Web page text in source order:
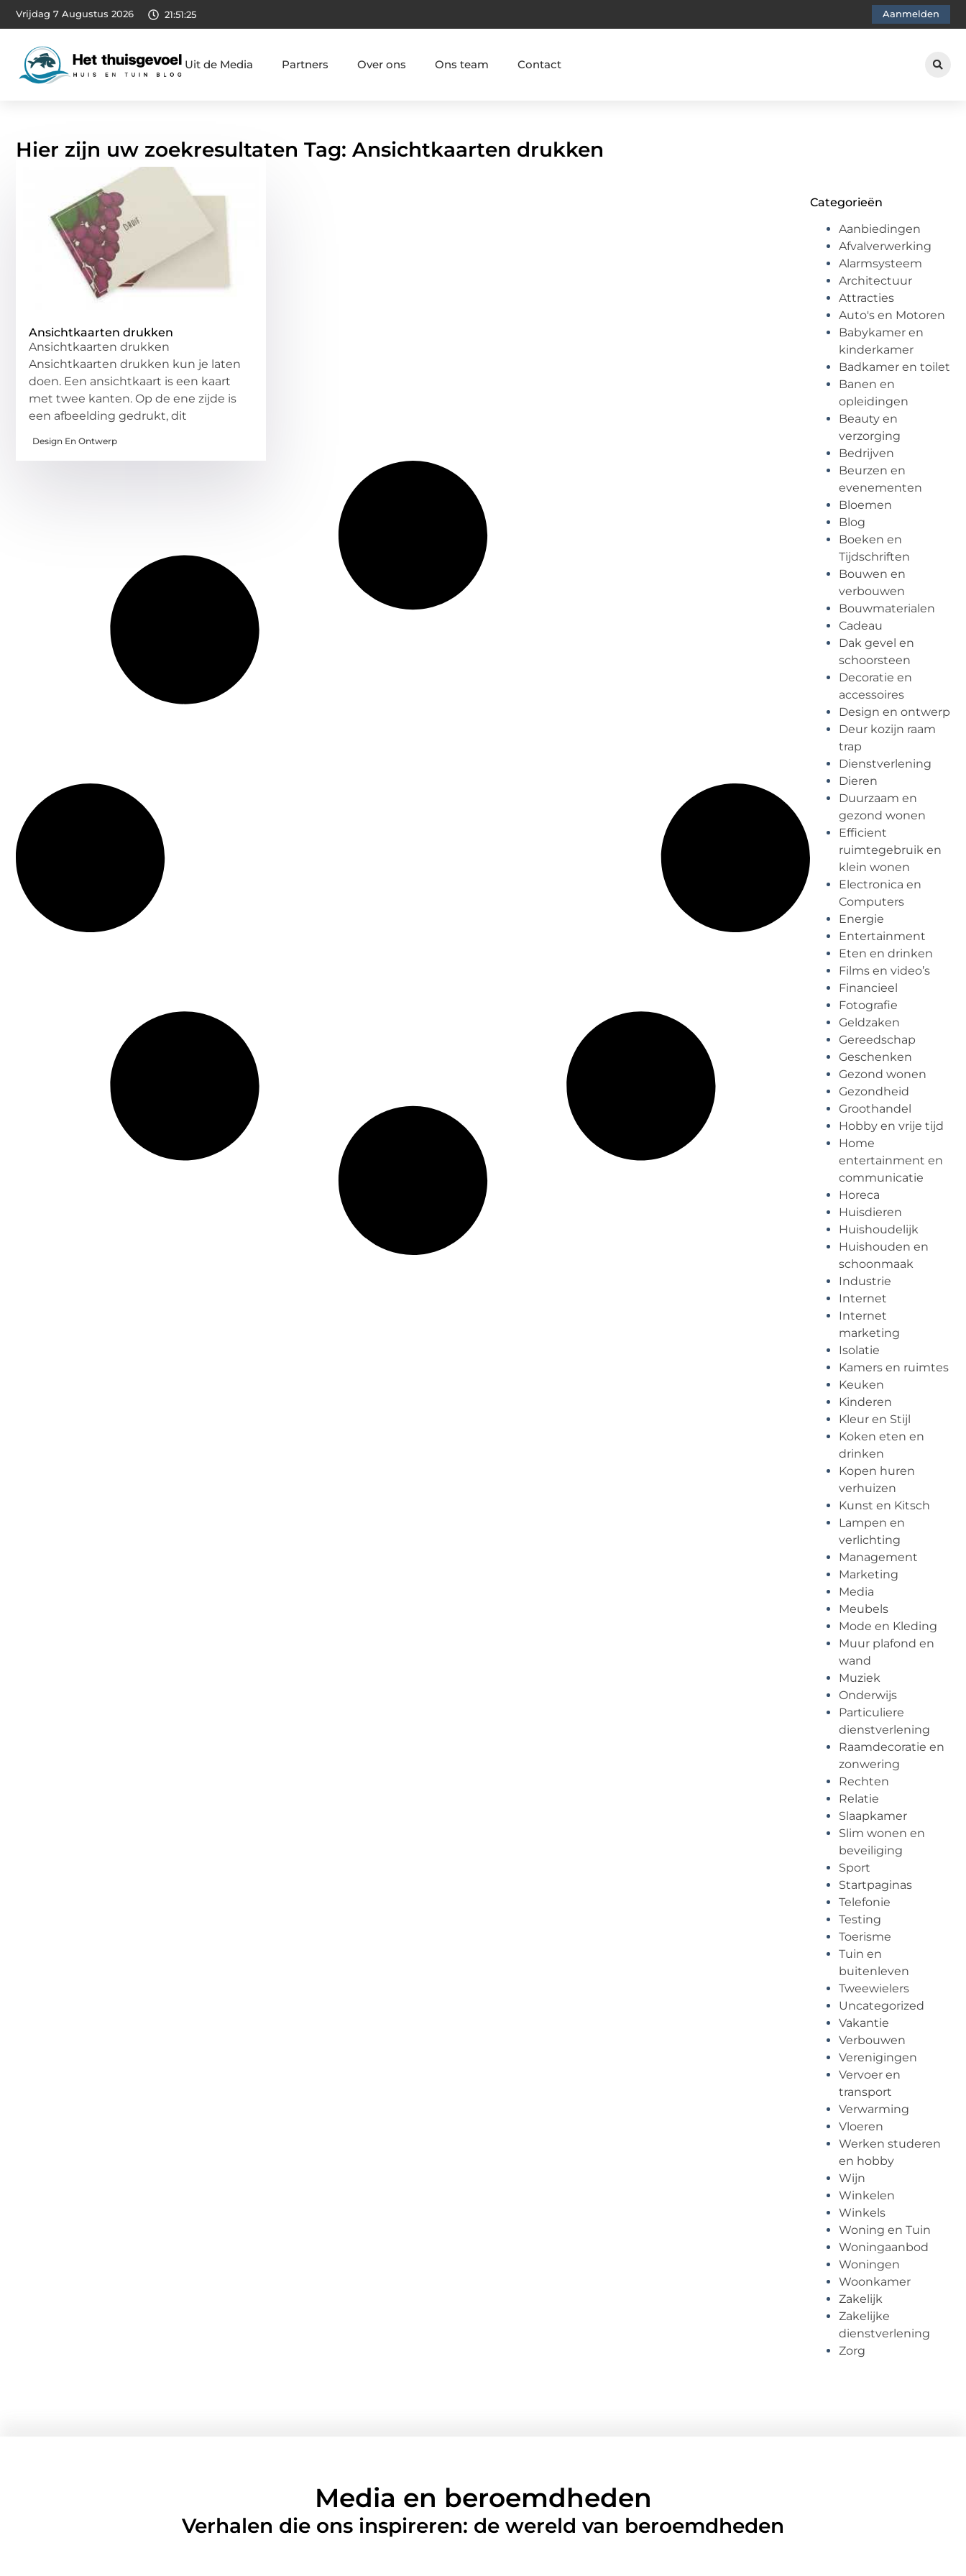
Vrijdag 7 Augustus 2026 21:51:26 Aanmelden
Uit de Media Partners Over ons Ons team Contact
Hier zijn uw zoekresultaten Tag: Ansichtkaarten drukken
Ansichtkaarten drukken
Ansichtkaarten drukken
Ansichtkaarten drukken kun je laten
doen. Een ansichtkaart is een kaart
met twee kanten. Op de ene zijde is
een afbeelding gedrukt, dit
Design En Ontwerp
Categorieën
Aanbiedingen
Afvalverwerking
Alarmsysteem
Architectuur
Attracties
Auto's en Motoren
Babykamer en
kinderkamer
Badkamer en toilet
Banen en
opleidingen
Beauty en
verzorging
Bedrijven
Beurzen en
evenementen
Bloemen
Blog
Boeken en
Tijdschriften
Bouwen en
verbouwen
Bouwmaterialen
Cadeau
Dak gevel en
schoorsteen
Decoratie en
accessoires
Design en ontwerp
Deur kozijn raam
trap
Dienstverlening
Dieren
Duurzaam en
gezond wonen
Efficient
ruimtegebruik en
klein wonen
Electronica en
Computers
Energie
Entertainment
Eten en drinken
Films en video’s
Financieel
Fotografie
Geldzaken
Gereedschap
Geschenken
Gezond wonen
Gezondheid
Groothandel
Hobby en vrije tijd
Home
entertainment en
communicatie
Horeca
Huisdieren
Huishoudelijk
Huishouden en
schoonmaak
Industrie
Internet
Internet
marketing
Isolatie
Kamers en ruimtes
Keuken
Kinderen
Kleur en Stijl
Koken eten en
drinken
Kopen huren
verhuizen
Kunst en Kitsch
Lampen en
verlichting
Management
Marketing
Media
Meubels
Mode en Kleding
Muur plafond en
wand
Muziek
Onderwijs
Particuliere
dienstverlening
Raamdecoratie en
zonwering
Rechten
Relatie
Slaapkamer
Slim wonen en
beveiliging
Sport
Startpaginas
Telefonie
Testing
Toerisme
Tuin en
buitenleven
Tweewielers
Uncategorized
Vakantie
Verbouwen
Verenigingen
Vervoer en
transport
Verwarming
Vloeren
Werken studeren
en hobby
Wijn
Winkelen
Winkels
Woning en Tuin
Woningaanbod
Woningen
Woonkamer
Zakelijk
Zakelijke
dienstverlening
Zorg
Media en beroemdheden
Verhalen die ons inspireren: de wereld van beroemdheden